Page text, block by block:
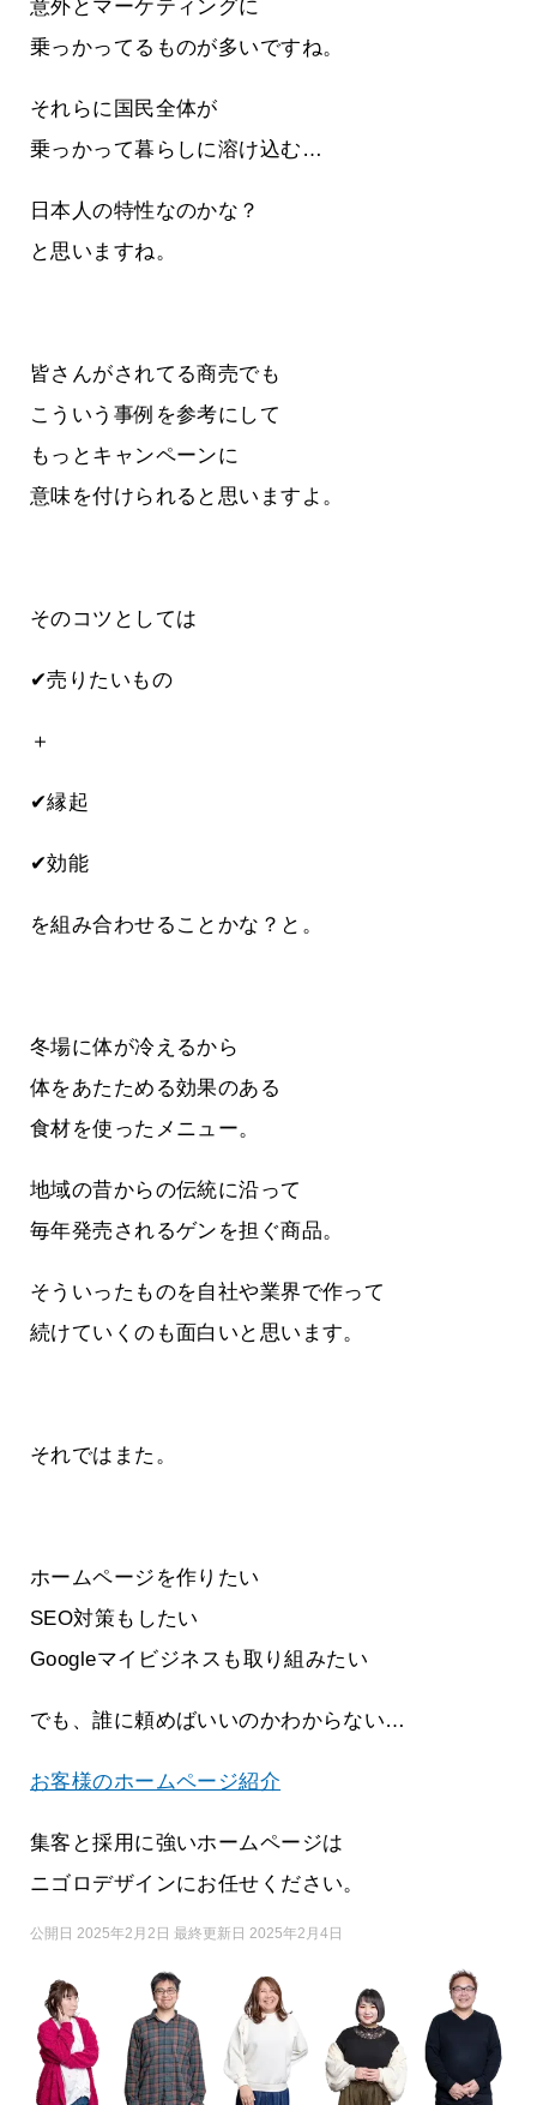
意外とマーケティングに
乗っかってるものが多いですね。
それらに国民全体が
乗っかって暮らしに溶け込む…
日本人の特性なのかな？
と思いますね。
皆さんがされてる商売でも
こういう事例を参考にして
もっとキャンペーンに
意味を付けられると思いますよ。
そのコツとしては
✔売りたいもの
＋
✔縁起
✔効能
を組み合わせることかな？と。
冬場に体が冷えるから
体をあたためる効果のある
食材を使ったメニュー。
地域の昔からの伝統に沿って
毎年発売されるゲンを担ぐ商品。
そういったものを自社や業界で作って
続けていくのも面白いと思います。
それではまた。
ホームページを作りたい
SEO対策もしたい
Googleマイビジネスも取り組みたい
でも、誰に頼めばいいのかわからない…
お客様のホームページ紹介
集客と採用に強いホームページは
ニゴロデザインにお任せください。
公開日 2025年2月2日 最終更新日 2025年2月4日